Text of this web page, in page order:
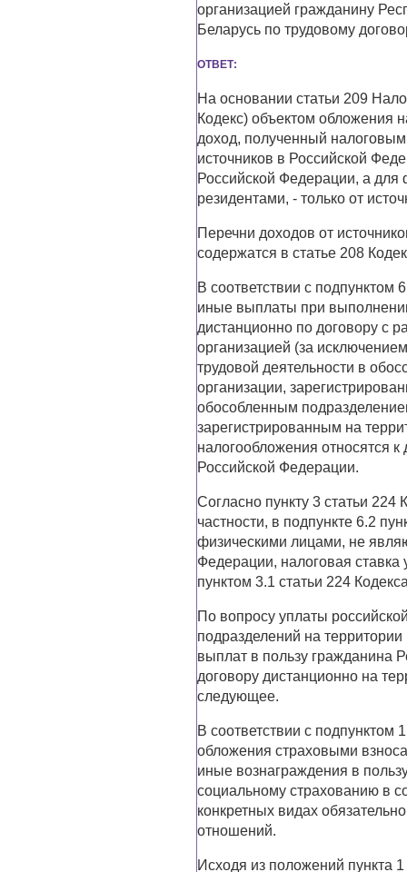
организацией гражданину
Беларусь по трудовому
ОТВЕТ:
На основании статьи 209
Кодекс) объектом обложения
доход, полученный
источников в Российской
Российской Федерации, а
резидентами, - только от
Перечни доходов от
содержатся в статье 208
В соответствии с подпунктом
иные выплаты при
дистанционно по договору с
организацией (за
трудовой деятельности в
организации,
обособленным
зарегистрированным на
налогообложения относятся
Российской Федерации.
Согласно пункту 3 статьи
частности, в подпункте 6.2
физическими лицами, не
Федерации, налоговая
пунктом 3.1 статьи 224
По вопросу уплаты
подразделений на
выплат в пользу гражданина
договору дистанционно на
следующее.
В соответствии с подпунктом
обложения страховыми
иные вознаграждения в
социальному страхованию в
конкретных видах
отношений.
Исходя из положений пункта